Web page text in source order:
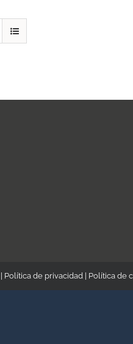
Política de privacidad| Política de